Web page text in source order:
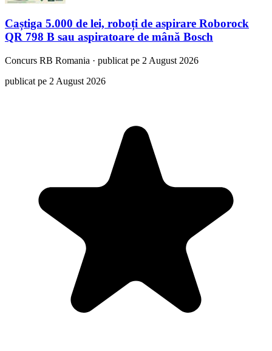
Caștiga 5.000 de lei, roboți de aspirare Roborock
QR 798 B sau aspiratoare de mână Bosch
Concurs RB Romania · publicat pe 2 August 2026
publicat pe 2 August 2026